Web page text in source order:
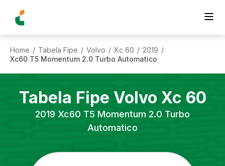
Home / Tabela Fipe / Volvo / Xc 60 / 2019 /
Xc60 T5 Momentum 2.0 Turbo Automatico
Tabela Fipe Volvo Xc 60
2019 Xc60 T5 Momentum 2.0 Turbo
Automatico